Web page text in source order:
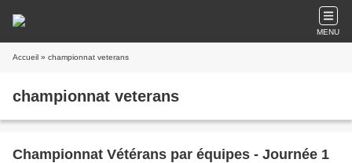
MENU
Accueil » championnat veterans
championnat veterans
Championnat Vétérans par équipes - Journée 1